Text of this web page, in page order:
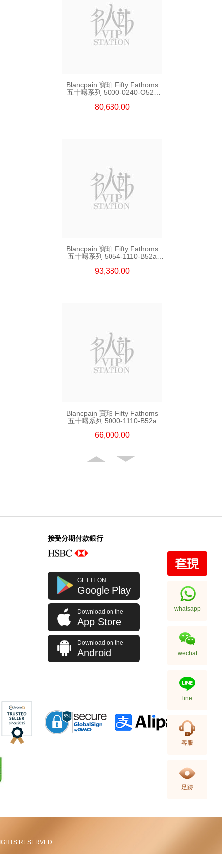
Blancpain 寶珀 Fifty Fathoms
五十噚系列 5000-0240-O52a
80,630.00
Blancpain 寶珀 Fifty Fathoms
五十噚系列 5054-1110-B52a
93,380.00
Blancpain 寶珀 Fifty Fathoms
五十噚系列 5000-1110-B52a
66,000.00
Blancpain 寶珀 Fifty Fathoms
五十噚系列 5200-0153-B52a
陶瓷
108,000.00
接受分期付款銀行
GET IT ON
Google Play
Download on the
App Store
Download on the
Android
RESERVED.
whatsapp
wechat
line
客服
足跡